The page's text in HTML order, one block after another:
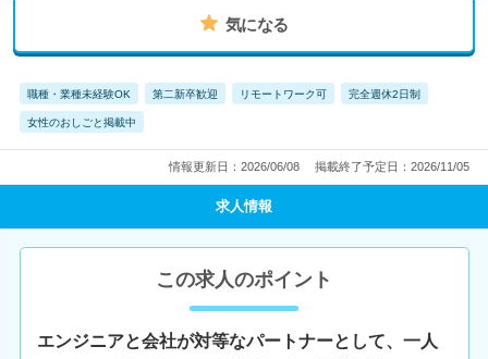
気になる
職種・業種未経験OK 第二新卒歓迎 リモートワーク可 完全週休2日制
女性のおしごと掲載中
情報更新日：2026/06/08 掲載終了予定日：2026/11/05
求人情報
この求人のポイント
エンジニアと会社が対等なパートナーとして、一人